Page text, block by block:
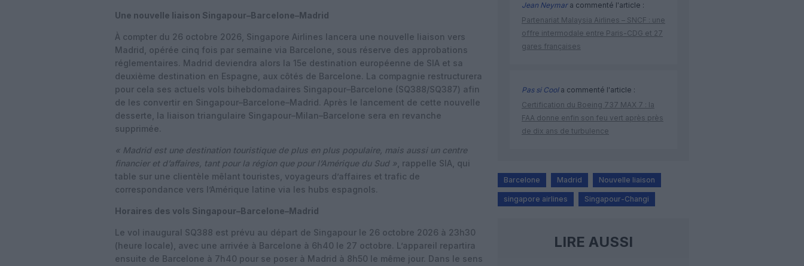
Une nouvelle liaison Singapour–Barcelone–Madrid
À compter du 26 octobre 2026, Singapore Airlines lancera une nouvelle liaison vers
Madrid, opérée cinq fois par semaine via Barcelone, sous réserve des approbations
réglementaires. Madrid deviendra alors la 15e destination européenne de SIA et sa
deuxième destination en Espagne, aux côtés de Barcelone. La compagnie restructurera
pour cela ses actuels vols bihebdomadaires Singapour–Barcelone (SQ388/SQ387) afin
de les convertir en Singapour–Barcelone–Madrid. Après le lancement de cette nouvelle
desserte, la liaison triangulaire Singapour–Milan–Barcelone sera en revanche
supprimée.
« Madrid est une destination touristique de plus en plus populaire, mais aussi un centre
financier et d’affaires, tant pour la région que pour l’Amérique du Sud » , rappelle SIA, qui
table sur une clientèle mêlant touristes, voyageurs d’affaires et trafic de
correspondance vers l’Amérique latine via les hubs espagnols.
Horaires des vols Singapour–Barcelone–Madrid
Le vol inaugural SQ388 est prévu au départ de Singapour le 26 octobre 2026 à 23h30
(heure locale), avec une arrivée à Barcelone à 6h40 le 27 octobre. L’appareil repartira
ensuite de Barcelone à 7h40 pour se poser à Madrid à 8h50 le même jour. Dans le sens
Jean Neymara commenté l'article :
Partenariat Malaysia Airlines – SNCF : une
offre intermodale entre Paris-CDG et 27
gares françaises
Pas si Coola commenté l'article :
Certification du Boeing 737 MAX 7 : la
FAA donne enfin son feu vert après près
de dix ans de turbulence
Barcelone Madrid Nouvelle liaison
singapore airlines Singapour-Changi
LIRE AUSSI